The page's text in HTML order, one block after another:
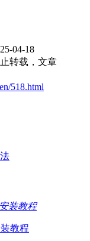
04-18
转载，文章
518.html
装教程